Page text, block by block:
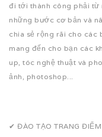
đi tới thành công phải từ
những bước cơ bản và
chia sẻ rộng rãi cho các
mang đến cho bạn các
up, tóc nghệ thuật và
ảnh, photoshop...
✔ ĐÀO TẠO TRANG